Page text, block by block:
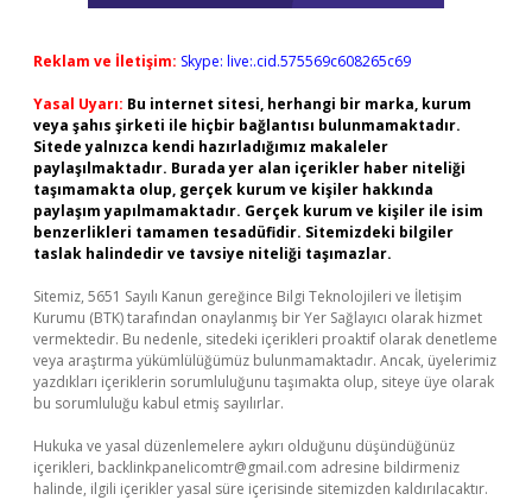
Reklam ve İletişim: Skype: live:.cid.575569c608265c69
Yasal Uyarı: Bu internet sitesi, herhangi bir marka, kurum
veya şahıs şirketi ile hiçbir bağlantısı bulunmamaktadır.
Sitede yalnızca kendi hazırladığımız makaleler
paylaşılmaktadır. Burada yer alan içerikler haber niteliği
taşımamakta olup, gerçek kurum ve kişiler hakkında
paylaşım yapılmamaktadır. Gerçek kurum ve kişiler ile isim
benzerlikleri tamamen tesadüfidir. Sitemizdeki bilgiler
taslak halindedir ve tavsiye niteliği taşımazlar.
Sitemiz, 5651 Sayılı Kanun gereğince Bilgi Teknolojileri ve İletişim
Kurumu (BTK) tarafından onaylanmış bir Yer Sağlayıcı olarak hizmet
vermektedir. Bu nedenle, sitedeki içerikleri proaktif olarak denetleme
veya araştırma yükümlülüğümüz bulunmamaktadır. Ancak, üyelerimiz
yazdıkları içeriklerin sorumluluğunu taşımakta olup, siteye üye olarak
bu sorumluluğu kabul etmiş sayılırlar.
Hukuka ve yasal düzenlemelere aykırı olduğunu düşündüğünüz
içerikleri, backlinkpanelicomtr@gmail.com adresine bildirmeniz
halinde, ilgili içerikler yasal süre içerisinde sitemizden kaldırılacaktır.